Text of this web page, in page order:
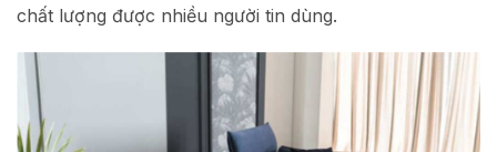
chất lượng được nhiều người tin dùng.